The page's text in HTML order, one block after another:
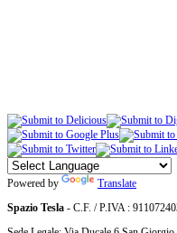
Powered by
Translate
Spazio Tesla - C.F. / P.IVA :